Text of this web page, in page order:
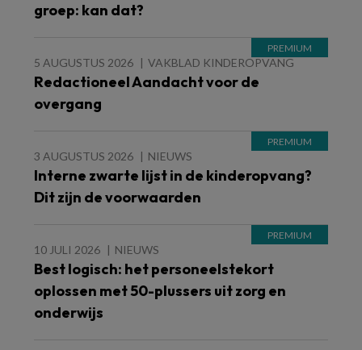
groep: kan dat?
5 AUGUSTUS 2026 VAKBLAD KINDEROPVANG
Redactioneel Aandacht voor de
overgang
3 AUGUSTUS 2026 NIEUWS
Interne zwarte lijst in de kinderopvang?
Dit zijn de voorwaarden
10 JULI 2026 NIEUWS
Best logisch: het personeelstekort
oplossen met 50-plussers uit zorg en
onderwijs